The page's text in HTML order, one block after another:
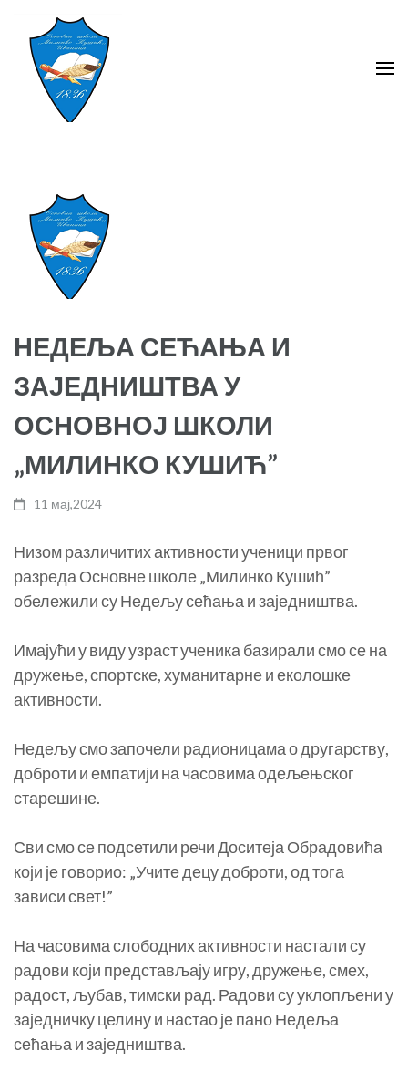
content
(Press
НЕДЕЉА СЕЋАЊА И
ЗАЈЕДНИШТВА У
ОСНОВНОЈ ШКОЛИ
„МИЛИНКО КУШИЋ”
11 мај,2024
Низом различитих активности ученици првог
разреда Основне школе „Милинко Кушић”
обележили су Недељу сећања и заједништва.
Имајући у виду узраст ученика базирали смо се на
дружење, спортске, хуманитарне и еколошке
активности.
Недељу смо започели радионицама о другарству,
доброти и емпатији на часовима одељењског
старешине.
Сви смо се подсетили речи Доситеја Обрадовића
који је говорио: „Учите децу доброти, од тога
зависи свет!”
На часовима слободних активности настали су
радови који представљају игру, дружење, смех,
радост, љубав, тимски рад. Радови су уклопљени у
заједничку целину и настао је пано Недеља
сећања и заједништва.